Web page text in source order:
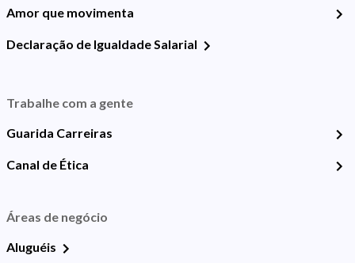
Amor que movimenta
Declaração de Igualdade Salarial
Trabalhe com a gente
Guarida Carreiras
Canal de Ética
Áreas de negócio
Aluguéis